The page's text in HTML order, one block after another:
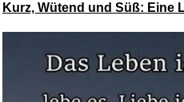
Kurz, Wütend und Süß: Eine